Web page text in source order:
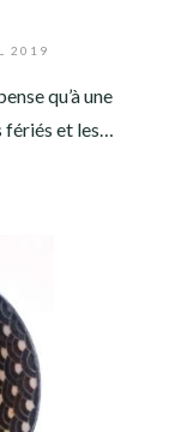
2019
qu’à une
fériés et les…